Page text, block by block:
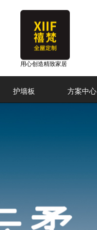
用心创造精致家居
护墙板 方案中心